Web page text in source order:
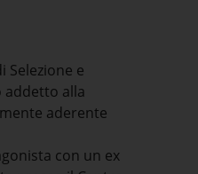
Selezione e
addetto alla
aderente
con un ex